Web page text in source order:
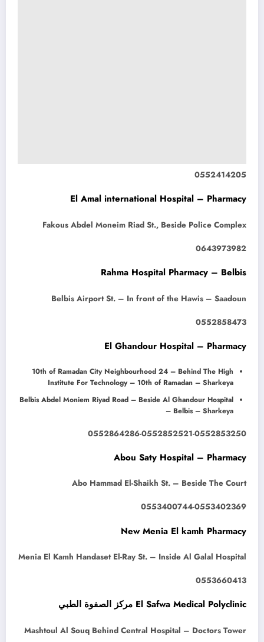
0552414205
El Amal international Hospital – Pharmacy
Fakous Abdel Moneim Riad St., Beside Police Complex
0643973982
Rahma Hospital Pharmacy – Belbis
Belbis Airport St. – In front of the Hawis – Saadoun
0552858473
El Ghandour Hospital – Pharmacy
10th of Ramadan City Neighbourhood 24 – Behind The High
Institute For Technology – 10th of Ramadan – Sharkeya
Belbis Abdel Moniem Riyad Road – Beside Al Ghandour Hospital
– Belbis – Sharkeya
0552864286-0552852521-0552853250
Abou Saty Hospital – Pharmacy
Abo Hammad El-Shaikh St. – Beside The Court
0553400744-0553402369
New Menia El kamh Pharmacy
Menia El Kamh Handaset El-Ray St. – Inside Al Galal Hospital
0553660413
El Safwa Medical Polyclinic مركز الصفوة الطبي
Mashtoul Al Souq Behind Central Hospital – Doctors Tower